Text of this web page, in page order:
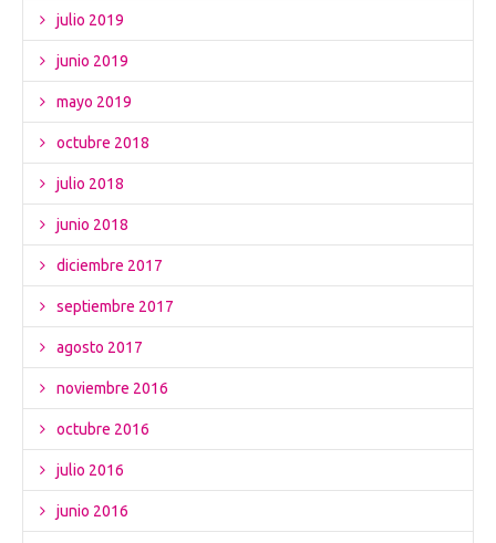
julio 2019
junio 2019
mayo 2019
octubre 2018
julio 2018
junio 2018
diciembre 2017
septiembre 2017
agosto 2017
noviembre 2016
octubre 2016
julio 2016
junio 2016